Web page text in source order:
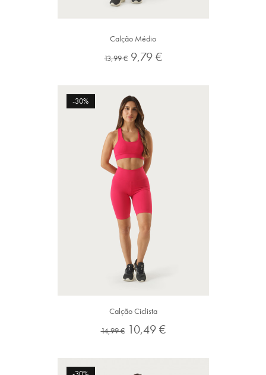
Calção Médio
Preço
13,99 € Preço
9,79 €
Calção Ciclista
Preço
14,99 € Preço
10,49 €
-30%